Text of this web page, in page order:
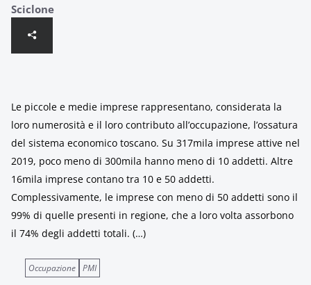
Sciclone
Le piccole e medie imprese rappresentano, considerata la
loro numerosità e il loro contributo all’occupazione, l’ossatura
del sistema economico toscano. Su 317mila imprese attive nel
2019, poco meno di 300mila hanno meno di 10 addetti. Altre
16mila imprese contano tra 10 e 50 addetti.
Complessivamente, le imprese con meno di 50 addetti sono il
99% di quelle presenti in regione, che a loro volta assorbono
il 74% degli addetti totali. (…)
Occupazione PMI